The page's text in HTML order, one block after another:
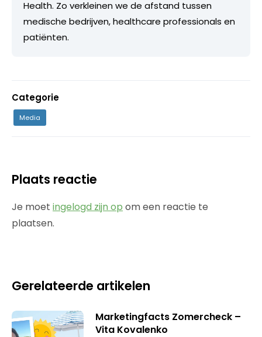
Health. Zo verkleinen we de afstand tussen
medische bedrijven, healthcare professionals en
patiënten.
Categorie
Media
Plaats reactie
Je moet ingelogd zijn op om een reactie te
plaatsen.
Gerelateerde artikelen
Marketingfacts Zomercheck –
Vita Kovalenko